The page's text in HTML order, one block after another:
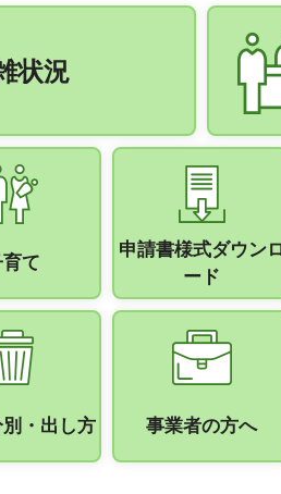
状況
て
申請書様式ダウン
ード
・出し方 事業者の方へ